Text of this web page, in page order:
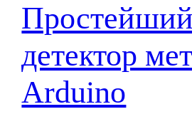
Простейший
детектор
Arduino